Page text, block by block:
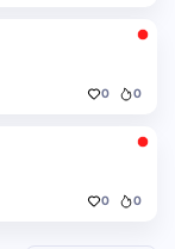
0 0
0 0